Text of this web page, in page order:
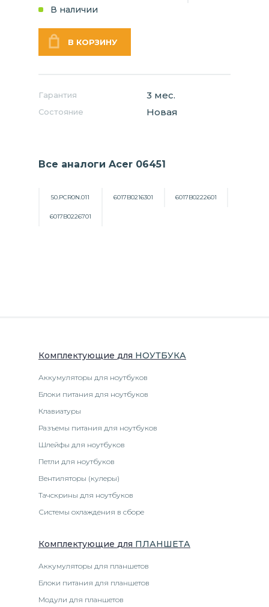
В наличии
Гарантия 3 мес.
Состояние Новая
Все аналоги Acer 06451
50.PCR0N.011 6017B0216301 6017B0222601
6017B0226701
Комплектующие для НОУТБУКА
Аккумуляторы для ноутбуков
Блоки питания для ноутбуков
Клавиатуры
Разъемы питания для ноутбуков
Шлейфы для ноутбуков
Петли для ноутбуков
Вентиляторы (кулеры)
Тачскрины для ноутбуков
Системы охлаждения в сборе
Комплектующие для ПЛАНШЕТА
Аккумуляторы для планшетов
Блоки питания для планшетов
Модули для планшетов